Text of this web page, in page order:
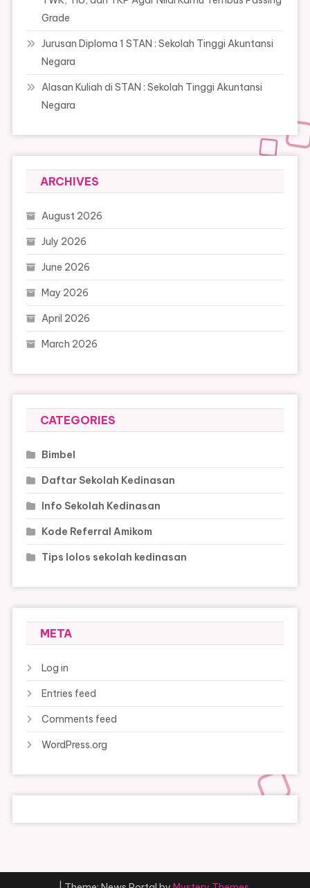
Grade
Jurusan Diploma 1 STAN : Sekolah Tinggi Akuntansi
Negara
Alasan Kuliah di STAN : Sekolah Tinggi Akuntansi
Negara
ARCHIVES
August 2026
July 2026
June 2026
May 2026
April 2026
March 2026
CATEGORIES
Bimbel
Daftar Sekolah Kedinasan
Info Sekolah Kedinasan
Kode Referral Amikom
Tips lolos sekolah kedinasan
META
Log in
Entries feed
Comments feed
WordPress.org